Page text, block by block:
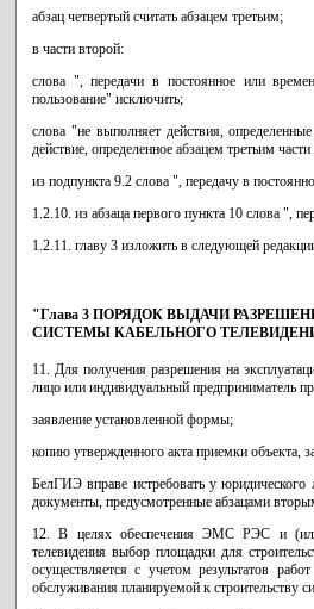
абзац четвертый считать абзацем третьим;
в части второй:
слова ", передачи в постоянное или
пользование" исключить;
слова "не выполняет действия,
действие, определенное абзацем третьим
из подпункта 9.2 слова ", передачу в
1.2.10. из абзаца первого пункта 10 слова ",
1.2.11. главу 3 изложить в следующей
"Глава 3 ПОРЯДОК ВЫДАЧИ
СИСТЕМЫ КАБЕЛЬНОГО
11. Для получения разрешения на
лицо или индивидуальный предприниматель
заявление установленной формы;
копию утвержденного акта приемки объекта,
БелГИЭ вправе истребовать у юридического
документы, предусмотренные абзацами
12. В целях обеспечения ЭМС РЭС и (или)
телевидения выбор площадки для
осуществляется с учетом результатов
обслуживания планируемой к строительству